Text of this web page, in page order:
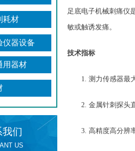
耗材
仪器设备
用器材
们
US
足底电子机械刺痛仪
敏或触诱发痛。
技术指标
1. 测力传感器最
2. 金属针刺探头
3. 高精度高分辨